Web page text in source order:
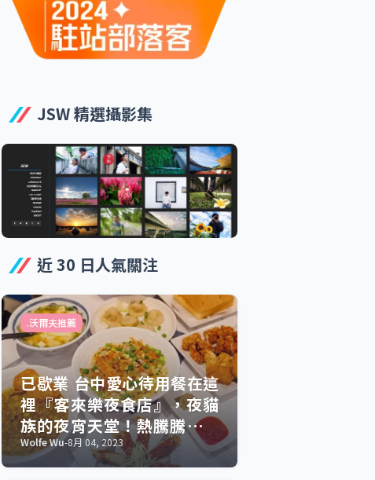
JSW 精選攝影集
近 30 日人氣關注
.沃爾夫推薦
已歇業 台中愛心待用餐在這
裡『客來樂夜食店』，夜貓
族的夜宵天堂！熱騰騰現點
現做，豐富多元餐點滿足你
的宵夜渴望與好友聚餐時光
Wolfe Wu-8月 04, 2023